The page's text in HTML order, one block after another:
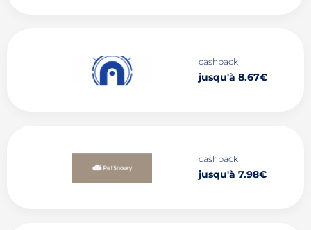
cashback
jusqu'à 8.67€
cashback
jusqu'à 7.98€